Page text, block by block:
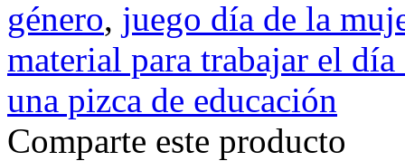
género, juego día de la
material para trabajar el
una pizca de educación
Comparte este producto